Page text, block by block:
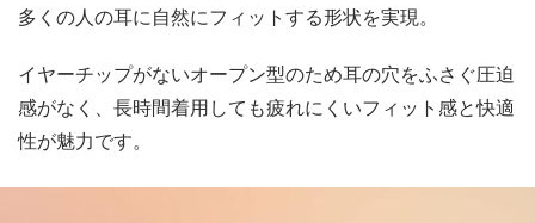
多くの人の耳に自然にフィットする形状を実現。
イヤーチップがないオープン型のため耳の穴をふさぐ圧迫
感がなく、長時間着用しても疲れにくいフィット感と快適
性が魅力です。